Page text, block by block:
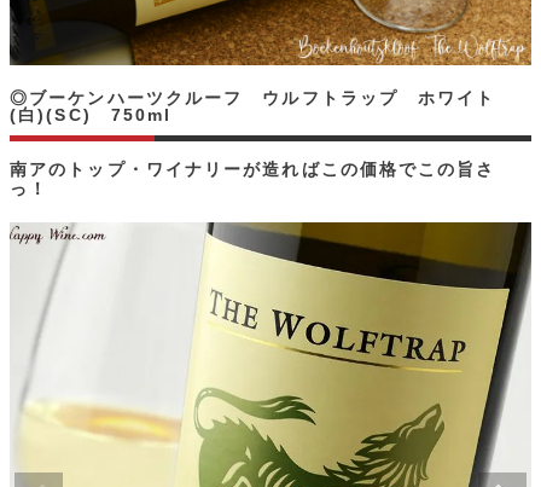
南アのトップ・ワイナリーが造ればこの価格でこの旨さ
っ！
◎ブーケンハーツクルーフ ウルフトラップ ホワイト
(白)(SC) 750ml